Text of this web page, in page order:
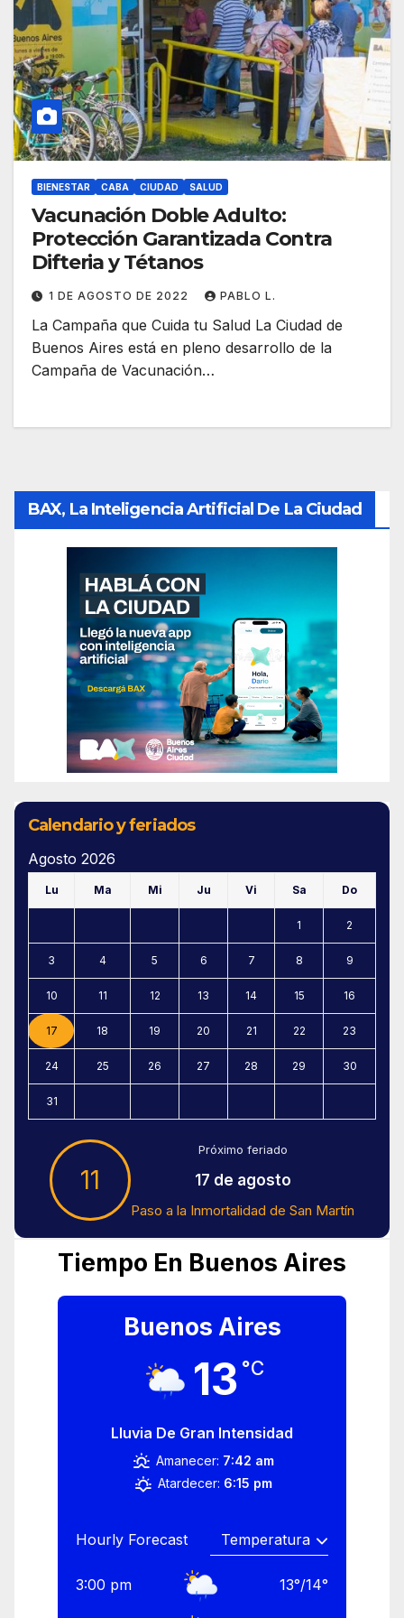
BIENESTAR CABA CIUDAD SALUD
Vacunación Doble Adulto:
Protección Garantizada Contra
Difteria y Tétanos
1 DE AGOSTO DE 2022 PABLO L.
La Campaña que Cuida tu Salud La Ciudad de
Buenos Aires está en pleno desarrollo de la
Campaña de Vacunación…
BAX, La Inteligencia Artificial De La Ciudad
Calendario y feriados
Agosto 2026
Lu Ma Mi Ju Vi Sa Do
1 2
3 4 5 6 7 8 9
10 11 12 13 14 15 16
17 18 19 20 21 22 23
24 25 26 27 28 29 30
31
11
Próximo feriado
17 de agosto
Paso a la Inmortalidad de San Martín
Tiempo En Buenos Aires
Buenos Aires
13 °C
Lluvia De Gran Intensidad
Amanecer: 7:42 am
Atardecer: 6:15 pm
Hourly Forecast
3:00 pm 13°/14°